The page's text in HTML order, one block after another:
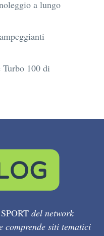
a lungo
Turbo 100 di
SPORT del network
siti tematici